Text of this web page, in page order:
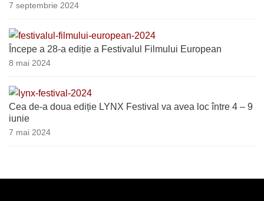
7 septembrie 2024
Începe a 28-a ediție a Festivalul Filmului European
8 mai 2024
Cea de-a doua ediție LYNX Festival va avea loc între 4 – 9
iunie
7 mai 2024